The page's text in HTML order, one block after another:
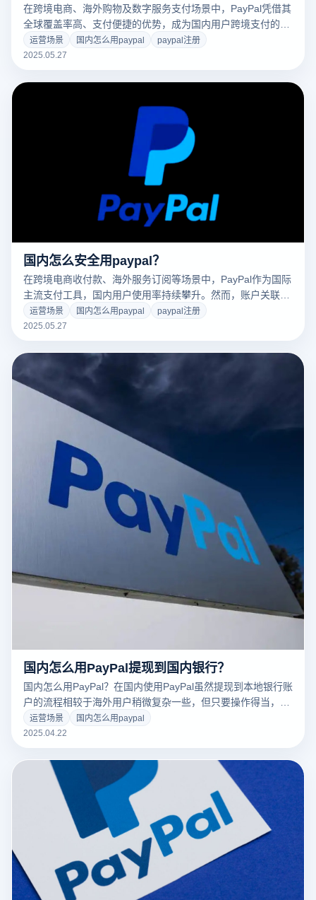
在跨境电商、海外购物及数字服务支付场景中，PayPal凭借其
全球覆盖率高、支付便捷的优势，成为国内用户跨境支付的首
选工具。然而，实际操作中常面临账户关联封禁、IP地域限
制、支付信息泄露三大痛点。本文将详解合规支付流程，并重
运营场景 国内怎么用paypal
paypal注册
2025.05.27
国内怎么安全用paypal？
在跨境电商收付款、海外服务订阅等场景中，PayPal作为国际
主流支付工具，国内用户使用率持续攀升。然而，账户关联限
制、跨境支付风控、多账号操作低效三大痛点制约着用户体
验。本文结合云登防关联浏览器技术优势，提供安全合规的
运营场景 国内怎么用paypal
paypal注册
2025.05.27
国内怎么用PayPal提现到国内银行？
国内怎么用PayPal？在国内使用PayPal虽然提现到本地银行账
户的流程相较于海外用户稍微复杂一些，但只要操作得当，仍
然是完全可行的。结合云登超级浏览器的使用，可以有效提升
账户稳定性与安全性，避免因多账户操作或IP异常带来的封禁
运营场景
国内怎么用paypal
2025.04.22